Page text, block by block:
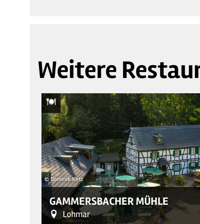
Weitere
© Dominik Ketz
GAMMERSBACHER MÜHLE
Lohmar